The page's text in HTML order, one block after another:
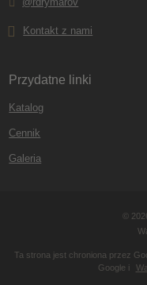
Kontakt z nami
Przydatne linki
Katalog
Cennik
Galeria
©
Ta strona jest chroniona przez
Google i